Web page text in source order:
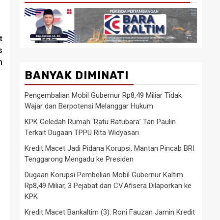
BANYAK DIMINATI
Pengembalian Mobil Gubernur Rp8,49 Miliar Tidak
Wajar dan Berpotensi Melanggar Hukum
KPK Geledah Rumah ‘Ratu Batubara’ Tan Paulin
Terkait Dugaan TPPU Rita Widyasari
Kredit Macet Jadi Pidana Korupsi, Mantan Pincab BRI
Tenggarong Mengadu ke Presiden
Dugaan Korupsi Pembelian Mobil Gubernur Kaltim
Rp8,49 Miliar, 3 Pejabat dan CV.Afisera Dilaporkan ke
KPK
Kredit Macet Bankaltim (3): Roni Fauzan Jamin Kredit